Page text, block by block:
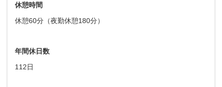
休憩時間
休憩60分（夜勤休憩180分）
年間休日数
112日